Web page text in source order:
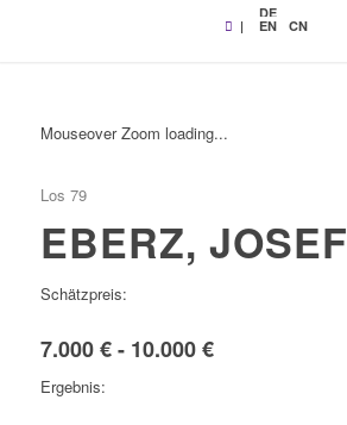
|
DE
EN CN
Mouseover Zoom loading...
Los 79
EBERZ, JOSEF
Schätzpreis:
7.000 € - 10.000 €
Ergebnis: